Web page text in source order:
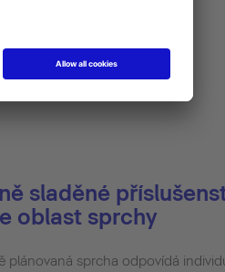
sladěné
oblast sprchy
plánovaná sprcha odpovídá